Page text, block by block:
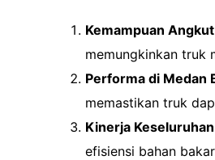
Kemampuan
memungkinkan truk
Performa di Medan
memastikan truk
Kinerja
efisiensi bahan